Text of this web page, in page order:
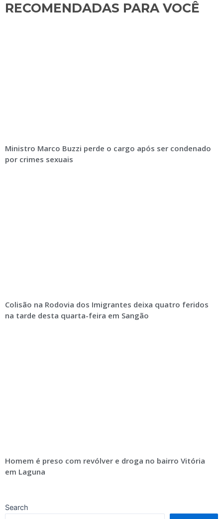
RECOMENDADAS PARA VOCÊ​
Ministro Marco Buzzi perde o cargo após ser condenado
por crimes sexuais
Colisão na Rodovia dos Imigrantes deixa quatro feridos
na tarde desta quarta-feira em Sangão
Homem é preso com revólver e droga no bairro Vitória
em Laguna
Search